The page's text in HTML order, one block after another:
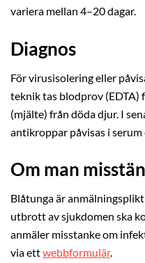
variera mellan 4–20 dagar.
Diagnos
För virusisolering eller
teknik tas blodprov (EDTA)
(mjälte) från döda djur. I
antikroppar påvisas i serum
Om man
Blåtunga är
utbrott av sjukdomen ska
anmäler misstanke om
via ettwebbformulär.